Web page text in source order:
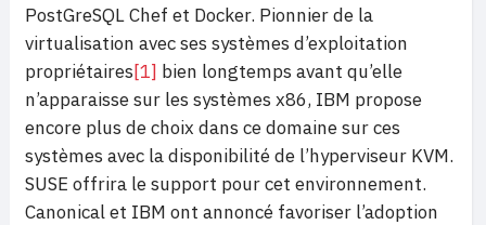
PostGreSQL Chef et Docker. Pionnier de la
virtualisation avec ses systèmes d’exploitation
propriétaires[1] bien longtemps avant qu’elle
n’apparaisse sur les systèmes x86, IBM propose
encore plus de choix dans ce domaine sur ces
systèmes avec la disponibilité de l’hyperviseur KVM.
SUSE offrira le support pour cet environnement.
Canonical et IBM ont annoncé favoriser l’adoption